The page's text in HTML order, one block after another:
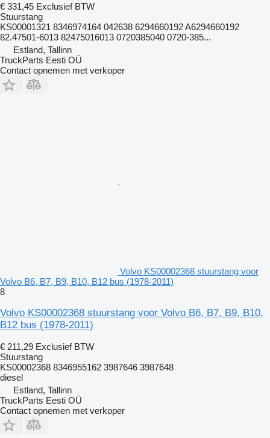
€ 331,45 Exclusief BTW
Stuurstang
KS00001321 8346974164 042638 6294660192 A6294660192
82.47501-6013 82475016013 0720385040 0720-385...
Estland, Tallinn
TruckParts Eesti OÜ
Contact opnemen met verkoper
Volvo KS00002368 stuurstang voor
Volvo B6, B7, B9, B10, B12 bus (1978-2011)
8
Volvo KS00002368 stuurstang voor Volvo B6, B7, B9, B10,
B12 bus (1978-2011)
€ 211,29 Exclusief BTW
Stuurstang
KS00002368 8346955162 3987646 3987648
diesel
Estland, Tallinn
TruckParts Eesti OÜ
Contact opnemen met verkoper